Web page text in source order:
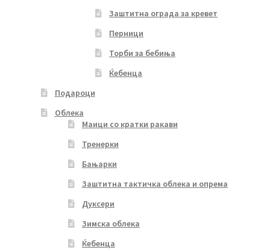
Заштитна ограда за кревет
Перници
Торби за бебиња
Ќебенца
Подароци
Облека
Маици со кратки ракави
Тренерки
Бањарки
Заштитна тактичка облека и опрема
Дуксери
Зимска облека
Ќебенца